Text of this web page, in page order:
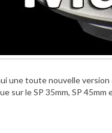
une toute nouvelle
sur le SP 35mm, SP